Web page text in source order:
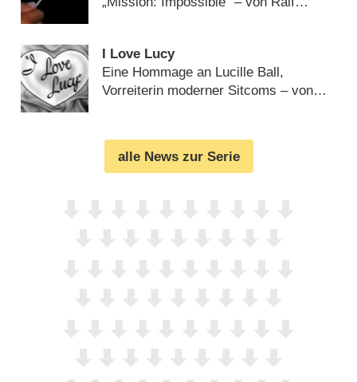
I Love Lucy
Eine Hommage an Lucille Ball,
Vorreiterin moderner Sitcoms – von
alle News zur Serie